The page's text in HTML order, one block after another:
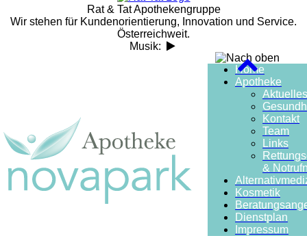
Rat & Tat Apothekengruppe
Wir stehen für Kundenorientierung, Innovation und Service.
Österreichweit.
Musik:
Home
Apotheke
Aktuelles
Kontakt
Team
Links
&
Kosmetik
Dienstplan
Impressum